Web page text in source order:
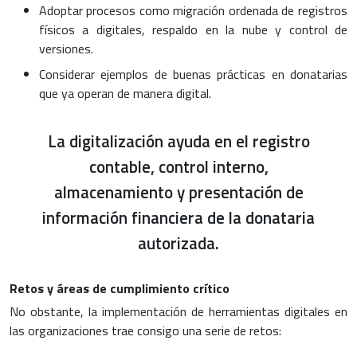
Adoptar procesos como migración ordenada de registros
físicos a digitales, respaldo en la nube y control de
versiones.
Considerar ejemplos de buenas prácticas en donatarias
que ya operan de manera digital.
La digitalización ayuda en el registro
contable, control interno,
almacenamiento y presentación de
información financiera de la donataria
autorizada.
Retos y áreas de cumplimiento crítico
No obstante, la implementación de herramientas digitales en
las organizaciones trae consigo una serie de retos: